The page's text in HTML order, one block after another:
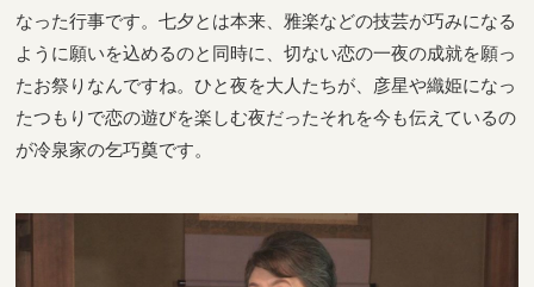
なった行事です。七夕とは本来、雅楽などの技芸が巧みになる
ように願いを込めるのと同時に、切ない恋の一夜の成就を願っ
たお祭りなんですね。ひと夜を大人たちが、彦星や織姫になっ
たつもりで恋の遊びを楽しむ夜だったそれを今も伝えているの
が冷泉家の乞巧奠です。